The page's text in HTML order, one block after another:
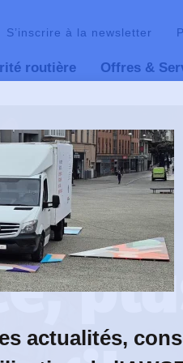
S’inscrire à la newsletter
routière Offres &
actualités,